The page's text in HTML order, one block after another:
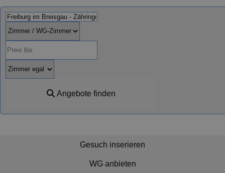
Angebote finden
Gesuch inserieren
WG anbieten